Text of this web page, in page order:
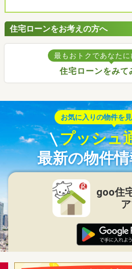
住宅ローンをお考えの方へ
最もおトクであなたに
住宅ローンをみて
お気に入りの物件を
プッシュ
最新の物件
goo住